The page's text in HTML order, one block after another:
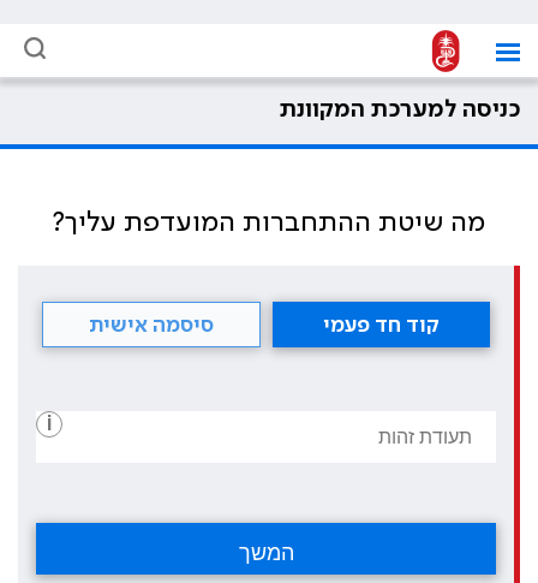
כניסה למערכת המקוונת
מה שיטת ההתחברות המועדפת עליך?
קוד חד פעמי סיסמה אישית
i